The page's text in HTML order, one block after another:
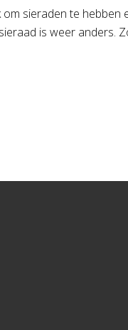
sieraden te hebben
is weer anders.